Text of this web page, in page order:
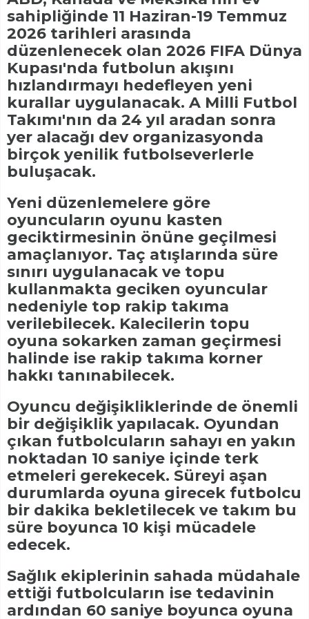
sahipliğinde 11 Haziran-19 Temmuz
2026 tarihleri arasında
düzenlenecek olan 2026 FIFA Dünya
Kupası'nda futbolun akışını
hızlandırmayı hedefleyen yeni
kurallar uygulanacak. A Milli Futbol
Takımı'nın da 24 yıl aradan sonra
yer alacağı dev organizasyonda
birçok yenilik futbolseverlerle
buluşacak.
Yeni düzenlemelere göre
oyuncuların oyunu kasten
geciktirmesinin önüne geçilmesi
amaçlanıyor. Taç atışlarında süre
sınırı uygulanacak ve topu
kullanmakta geciken oyuncular
nedeniyle top rakip takıma
verilebilecek. Kalecilerin topu
oyuna sokarken zaman geçirmesi
halinde ise rakip takıma korner
hakkı tanınabilecek.
Oyuncu değişikliklerinde de önemli
bir değişiklik yapılacak. Oyundan
çıkan futbolcuların sahayı en yakın
noktadan 10 saniye içinde terk
etmeleri gerekecek. Süreyi aşan
durumlarda oyuna girecek futbolcu
bir dakika bekletilecek ve takım bu
süre boyunca 10 kişi mücadele
edecek.
Sağlık ekiplerinin sahada müdahale
ettiği futbolcuların ise tedavinin
ardından 60 saniye boyunca oyuna